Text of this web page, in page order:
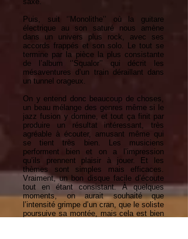
Puis, suit ‘’Monolithe’’ où la guitare
électrique au son saturé nous amène
dans un univers plus rock, avec ses
accords frappés et son solo. Le tout se
termine par la pièce la plus consistante
de l’album ‘’Squalor’’ qui décrit les
mésaventures d’un train déraillant dans
un tunnel orageux.
On y entend donc beaucoup de choses,
un beau mélange des genres même si le
jazz fusion y domine, et tout ça finit par
produire un résultat intéressant, très
agréable à écouter, amusant même qui
se tient très bien. Les musiciens
performent bien et on a l’impression
qu’ils prennent plaisir à jouer. Et les
thèmes sont simples mais efficaces.
Vraiment, un bon disque facile d’écoute
tout en étant consistant. À quelques
moments, on aurait souhaité que
l’intensité grimpe d’un cran, que le soliste
poursuive sa montée, mais cela est bien